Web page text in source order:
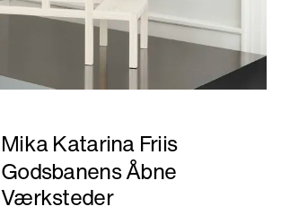
Mika Katarina Friis
Godsbanens Åbne
Værksteder